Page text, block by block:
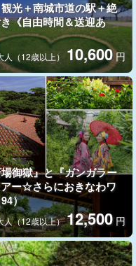
産店です。試食などもお
光＋南城市道の駅＋絶
《自由時間＆送迎あ
人（12歳以上） 10,600 円
御獄』と『ガンガラー
ー☆さらにおきなわワ
）
人（12歳以上）12,500 円